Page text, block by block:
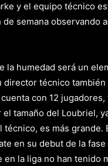
y el equipo técnico
semana observando
la humedad será un
director técnico
con 12 jugadores,
tamaño del Loubriel,
técnico, es más grande.
en su debut de la
en la liga no han tenido